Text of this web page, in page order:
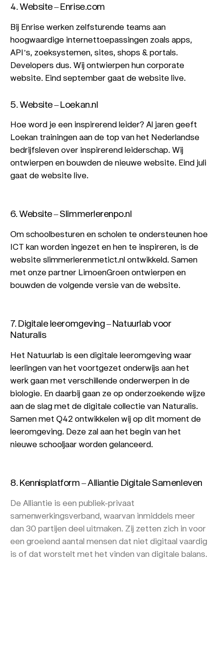
4. Website – Enrise.com
Bij Enrise werken zelfsturende teams aan
hoogwaardige internettoepassingen zoals apps,
API’s, zoeksystemen, sites, shops & portals.
Developers dus. Wij ontwierpen hun corporate
website. Eind september gaat de website live.
5. Website – Loekan.nl
Hoe word je een inspirerend leider? Al jaren geeft
Loekan trainingen aan de top van het Nederlandse
bedrijfsleven over inspirerend leiderschap. Wij
ontwierpen en bouwden de nieuwe website. Eind juli
gaat de website live.
6. Website – Slimmerlerenpo.nl
Om schoolbesturen en scholen te ondersteunen hoe
ICT kan worden ingezet en hen te inspireren, is de
website slimmerlerenmetict.nl ontwikkeld. Samen
met onze partner LimoenGroen ontwierpen en
bouwden de volgende versie van de website.
7. Digitale leeromgeving – Natuurlab voor
Naturalis
Het Natuurlab is een digitale leeromgeving waar
leerlingen van het voortgezet onderwijs aan het
werk gaan met verschillende onderwerpen in de
biologie. En daarbij gaan ze op onderzoekende wijze
aan de slag met de digitale collectie van Naturalis.
Samen met Q42 ontwikkelen wij op dit moment de
leeromgeving. Deze zal aan het begin van het
nieuwe schooljaar worden gelanceerd.
8. Kennisplatform – Alliantie Digitale Samenleven
De Alliantie is een publiek-privaat
samenwerkingsverband, waarvan inmiddels meer
dan 30 partijen deel uitmaken. Zij zetten zich in voor
een groeiend aantal mensen dat niet digitaal vaardig
is of dat worstelt met het vinden van digitale balans.